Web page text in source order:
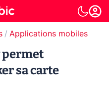
Applications mobiles
permet
sa carte